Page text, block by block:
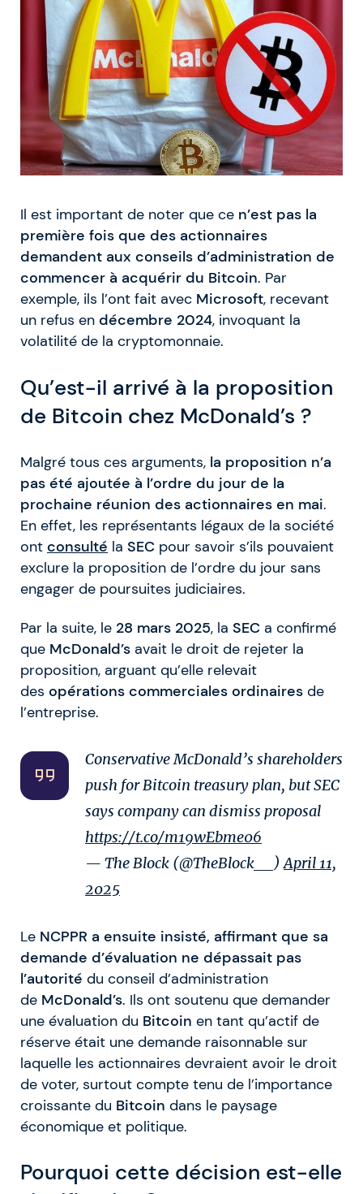
Il est important de noter que ce n’est pas la
première fois que des actionnaires
demandent aux conseils d’administration de
commencer à acquérir du Bitcoin. Par
exemple, ils l’ont fait avec Microsoft, recevant
un refus en décembre 2024, invoquant la
volatilité de la cryptomonnaie.
Qu’est-il arrivé à la proposition
de Bitcoin chez McDonald’s ?
Malgré tous ces arguments, la proposition n’a
pas été ajoutée à l’ordre du jour de la
prochaine réunion des actionnaires en mai.
En effet, les représentants légaux de la société
ont consulté la SEC pour savoir s’ils pouvaient
exclure la proposition de l’ordre du jour sans
engager de poursuites judiciaires.
Par la suite, le 28 mars 2025, la SEC a confirmé
que McDonald’s avait le droit de rejeter la
proposition, arguant qu’elle relevait
des opérations commerciales ordinaires de
l’entreprise.
Conservative McDonald’s shareholders
push for Bitcoin treasury plan, but SEC
says company can dismiss proposal
https://t.co/m19wEbme06
— The Block (@TheBlock__)April 11,
2025
Le NCPPR a ensuite insisté, affirmant que sa
demande d’évaluation ne dépassait pas
l’autorité du conseil d’administration
de McDonald’s. Ils ont soutenu que demander
une évaluation du Bitcoin en tant qu’actif de
réserve était une demande raisonnable sur
laquelle les actionnaires devraient avoir le droit
de voter, surtout compte tenu de l’importance
croissante du Bitcoin dans le paysage
économique et politique.
Pourquoi cette décision est-elle